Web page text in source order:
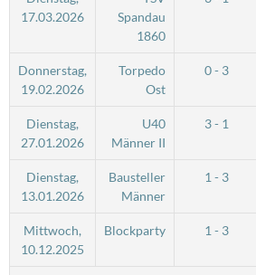
17.03.2026
Spandau
1860
Donnerstag,
19.02.2026
Torpedo
Ost
0 - 3
Dienstag,
27.01.2026
U40
Männer II
3 - 1
Dienstag,
13.01.2026
Bausteller
Männer
1 - 3
Mittwoch,
10.12.2025
Blockparty 1 - 3